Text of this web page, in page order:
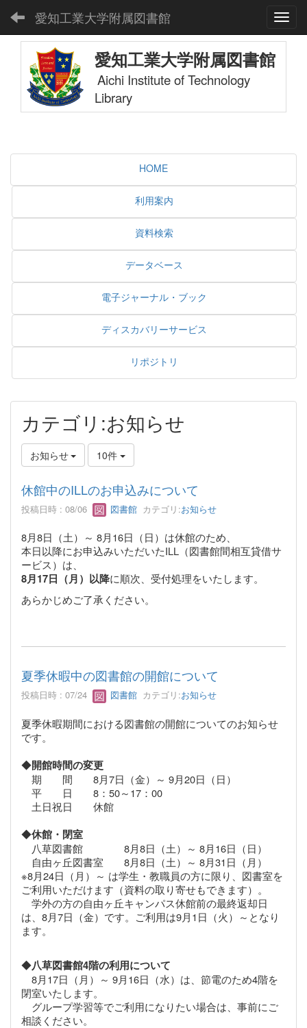
愛知工業大学附属図書館
愛知工業大学附属図書館
Aichi Institute of Technology
Library
HOME
利用案内
資料検索
データベース
電子ジャーナル・ブック
ディスカバリーサービス
リポジトリ
カテゴリ:お知らせ
お知らせ 10件
休館中のILLのお申込みについて
投稿日時 : 08/06 図書館 カテゴリ:お知らせ
8月8日（土）～ 8月16日（日）は休館のため、
本日以降にお申込みいただいたILL（図書館間相互貸借サ
ービス）は、
8月17日（月）以降に順次、受付処理をいたします。
あらかじめご了承ください。
夏季休暇中の図書館の開館について
投稿日時 : 07/24 図書館 カテゴリ:お知らせ
夏季休暇期間における図書館の開館についてのお知らせ
です。
◆開館時間の変更
期 間 8月7日（金）～ 9月20日（日）
平 日 8：50～17：00
土日祝日 休館
◆休館・閉室
八草図書館 8月8日（土）～ 8月16日（日）
自由ヶ丘図書室 8月8日（土）～ 8月31日（月）
※8月24日（月）～ は学生・教職員の方に限り、図書室を
ご利用いただけます（資料の取り寄せもできます）。
学外の方の自由ヶ丘キャンパス休館前の最終返却日
は、8月7日（金）です。ご利用は9月1日（火）～となり
ます。
◆八草図書館4階の利用について
8月17日（月）～ 9月16日（水）は、節電のため4階を
閉室いたします。
グループ学習等でご利用になりたい場合は、事前にご
相談ください。